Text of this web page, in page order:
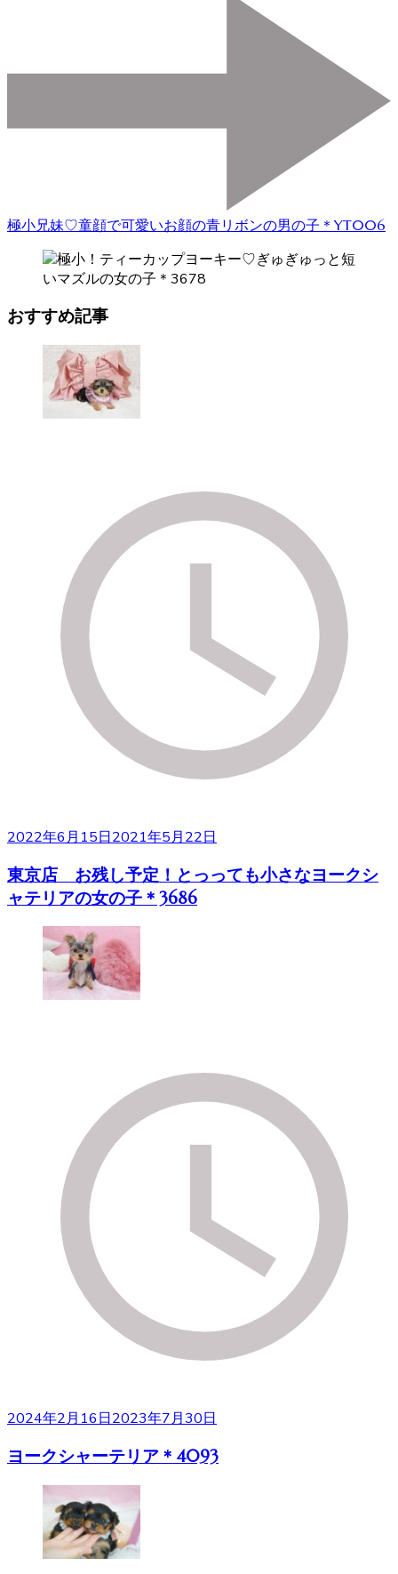
極小兄妹♡童顔で可愛いお顔の青リボンの男の子＊YT006
おすすめ記事
2022年6月15日2021年5月22日
東京店 お残し予定！とっっても小さなヨークシ
ャテリアの女の子＊3686
2024年2月16日2023年7月30日
ヨークシャーテリア＊4093